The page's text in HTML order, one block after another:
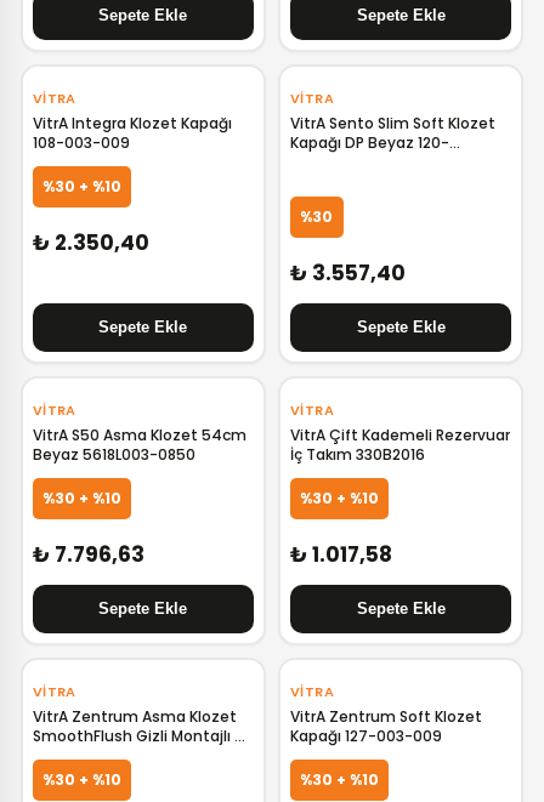
VITRA
VitrA Integra Klozet Kapağı
108-003-009
%30 + %10
₺ 2.350,40
VITRA
VitrA Sento Slim Soft Klozet
Kapağı DP Beyaz 120-
%30
₺ 3.557,40
VITRA
VitrA S50 Asma Klozet 54cm
Beyaz 5618L003-0850
%30 + %10
₺ 7.796,63
VITRA
VitrA Çift Kademeli Rezervuar
İç Takım 330B2016
%30 + %10
₺ 1.017,58
VITRA
VitrA Zentrum Asma Klozet
SmoothFlush Gizli Montajlı 52
cm 7786L003-0090
%30 + %10
VITRA
VitrA Zentrum Soft Klozet
Kapağı 127-003-009
%30 + %10